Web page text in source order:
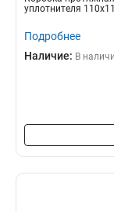
уплотнителя
Подробнее
Наличие: В